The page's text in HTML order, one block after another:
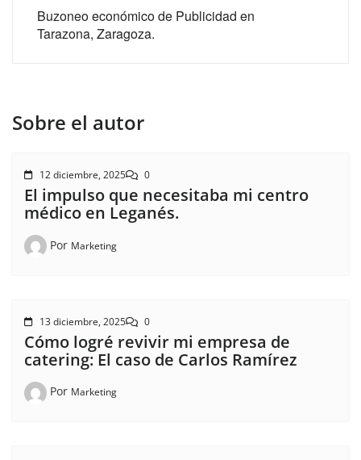
Buzoneo económico de Publicidad en
Tarazona, Zaragoza.
Sobre el autor
13 diciembre, 2025 0
Cómo logré revivir mi empresa de
catering: El caso de Carlos Ramírez
Por Marketing
12 diciembre, 2025 0
El impulso que necesitaba mi centro
médico en Leganés.
Por Marketing